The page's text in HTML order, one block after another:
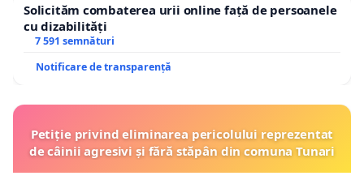
Solicităm combaterea urii online față de persoanele
cu dizabilități
7 591 semnături
Notificare de transparență
Petiție privind eliminarea pericolului reprezentat
de câinii agresivi și fără stăpân din comuna Tunari